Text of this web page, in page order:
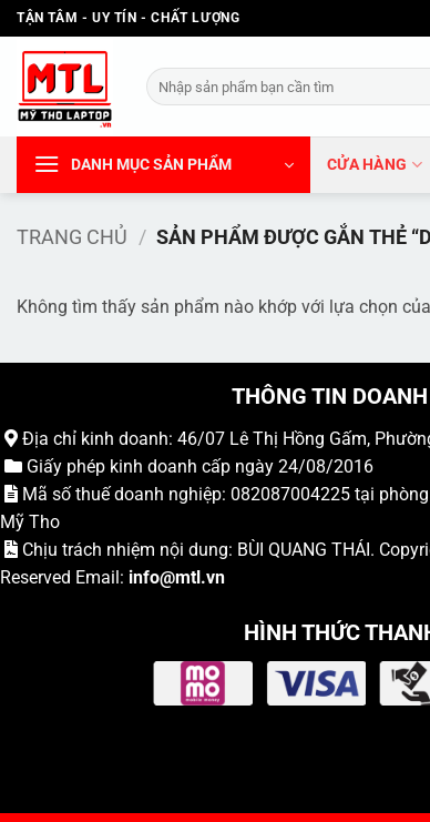
Bỏ
qua
dung
TẬN TÂM - UY TÍN - CHẤT LƯỢNG
Tìm
kiếm:
DANH MỤC SẢN PHẨM CỬA HÀNG
TRANG CHỦ / SẢN PHẨM ĐƯỢC GẮN THẺ
Không tìm thấy sản phẩm nào khớp với lựa chọn
THÔNG TIN
Địa chỉ kinh doanh: 46/07 Lê Thị Hồng Gấm,
Giấy phép kinh doanh cấp ngày 24/08/2016
Mã số thuế doanh nghiệp: 082087004225 tại
Mỹ Tho
Chịu trách nhiệm nội dung: BÙI QUANG THÁI.
Reserved Email: info@mtl.vn
HÌNH THỨC